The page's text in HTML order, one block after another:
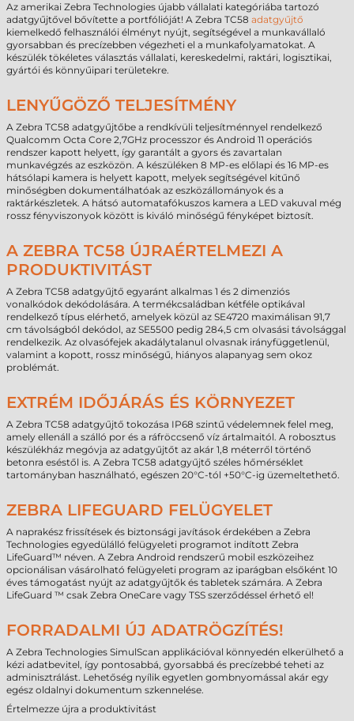
Az amerikai Zebra Technologies újabb vállalati kategóriába tartozó
adatgyűjtővel bővítette a portfólióját! A Zebra TC58 adatgyűjtő
kiemelkedő felhasználói élményt nyújt, segítségével a munkavállaló
gyorsabban és precízebben végezheti el a munkafolyamatokat. A
készülék tökéletes választás vállalati, kereskedelmi, raktári, logisztikai,
gyártói és könnyűipari területekre.
LENYŰGÖZŐ TELJESÍTMÉNY
A Zebra TC58 adatgyűjtőbe a rendkívüli teljesítménnyel rendelkező
Qualcomm Octa Core 2,7GHz processzor és Android 11 operációs
rendszer kapott helyett, így garantált a gyors és zavartalan
munkavégzés az eszközön. A készüléken 8 MP-es előlapi és 16 MP-es
hátsólapi kamera is helyett kapott, melyek segítségével kitűnő
minőségben dokumentálhatóak az eszközállományok és a
raktárkészletek. A hátsó automatafókuszos kamera a LED vakuval még
rossz fényviszonyok között is kiváló minőségű fényképet biztosít.
A ZEBRA TC58 ÚJRAÉRTELMEZI A
PRODUKTIVITÁST
A Zebra TC58 adatgyűjtő egyaránt alkalmas 1 és 2 dimenziós
vonalkódok dekódolására. A termékcsaládban kétféle optikával
rendelkező típus elérhető, amelyek közül az SE4720 maximálisan 91,7
cm távolságból dekódol, az SE5500 pedig 284,5 cm olvasási távolsággal
rendelkezik. Az olvasófejek akadálytalanul olvasnak irányfüggetlenül,
valamint a kopott, rossz minőségű, hiányos alapanyag sem okoz
problémát.
EXTRÉM IDŐJÁRÁS ÉS KÖRNYEZET
A Zebra TC58 adatgyűjtő tokozása IP68 szintű védelemnek felel meg,
amely ellenáll a szálló por és a ráfröccsenő víz ártalmaitól. A robosztus
készülékház megóvja az adatgyűjtőt az akár 1,8 méterről történő
betonra eséstől is. A Zebra TC58 adatgyűjtő széles hőmérséklet
tartományban használható, egészen 20°C-tól +50°C-ig üzemeltethető.
ZEBRA LIFEGUARD FELÜGYELET
A naprakész frissítések és biztonsági javítások érdekében a Zebra
Technologies egyedülálló felügyeleti programot indított Zebra
LifeGuard™ néven. A Zebra Android rendszerű mobil eszközeihez
opcionálisan vásárolható felügyeleti program az iparágban elsőként 10
éves támogatást nyújt az adatgyűjtők és tabletek számára. A Zebra
LifeGuard ™ csak Zebra OneCare vagy TSS szerződéssel érhető el!
FORRADALMI ÚJ ADATRÖGZÍTÉS!
A Zebra Technologies SimulScan applikációval könnyedén elkerülhető a
kézi adatbevitel, így pontosabbá, gyorsabbá és precízebbé teheti az
adminisztrálást. Lehetőség nyílik egyetlen gombnyomással akár egy
egész oldalnyi dokumentum szkennelése.
Értelmezze újra a produktivitást